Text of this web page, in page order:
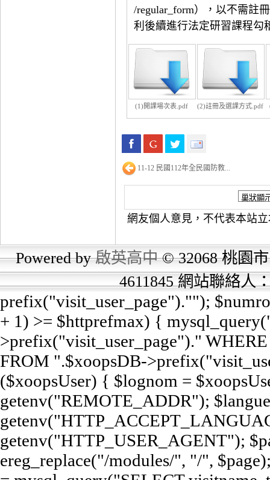
/regular_form），以不需註
利後續進行法定研習課程勾
(1)開課場次表.pdf (2)註冊及選課方式.pdf
11-12 民國112年全民國防教...
網友個人意見，不代表本站
Powered by啟英高中© 32068 桃園市
4611845 網站聯絡人
prefix("visit_user_page")."");
+ 1) >= $httprefmax) {
>prefix("visit_user_page")."
FROM ".$xoopsDB-
($xoopsUser) { $lognom =
getenv("REMOTE_ADDR");
getenv("HTTP_USER_AGENT");
ereg_replace("/modules/", "/",